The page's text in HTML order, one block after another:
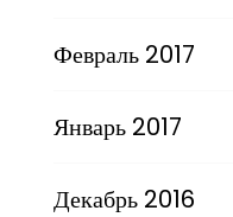
Февраль 2017
Январь 2017
Декабрь 2016